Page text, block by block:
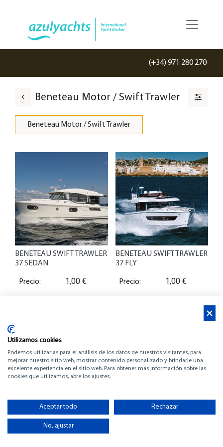
(+34) 971 280 270
Beneteau Motor / Swift Trawler
Beneteau Motor / Swift Trawler
BENETEAU SWIFT TRAWLER
37 SEDAN
Precio: 1,00€
Puerto
Base:
verlo​
BENETEAU SWIFT TRAWLER
37 FLY
Precio: 1,00 €
Puerto
Base:
verlo​
Utilizamos cookies
Podemos utilizarlas para el análisis de los datos de nuestros visitantes, para
mejorar nuestro sitio web, mostrar contenido personalizado y brindarle una
excelente experiencia en el sitio web. Para obtener más información sobre las
cookies que utilizamos, abre los ajustes.
Aceptar todo Rechazar
No, ajustar